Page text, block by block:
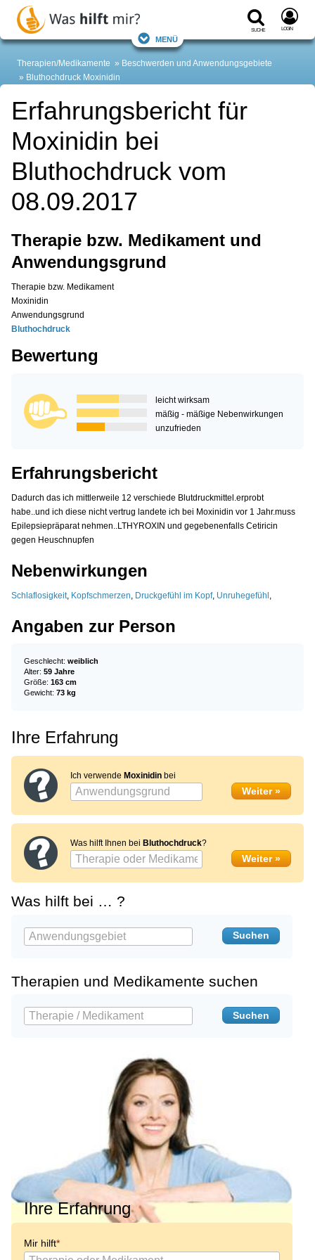
Suche Login
Menü
Therapien/Medikamente
Beschwerden und Anwendungsgebiete
Bluthochdruck Moxinidin
Erfahrungsbericht für
Moxinidin bei
Bluthochdruck vom
08.09.2017
Therapie bzw. Medikament und
Anwendungsgrund
Therapie bzw. Medikament
Moxinidin
Anwendungsgrund
Bluthochdruck
Bewertung
leicht wirksam
mäßig - mäßige Nebenwirkungen
unzufrieden
Erfahrungsbericht
Dadurch das ich mittlerweile 12 verschiede Blutdruckmittel.erprobt
habe..und ich diese nicht vertrug landete ich bei Moxinidin vor 1 Jahr.muss
Epilepsiepräparat nehmen..LTHYROXIN und gegebenenfalls Cetiricin
gegen Heuschnupfen
Nebenwirkungen
Schlaflosigkeit Kopfschmerzen Druckgefühl im Kopf, Unruhegefühl
Angaben zur Person
Geschlecht: weiblich
Alter: 59 Jahre
Größe: 163 cm
Gewicht: 73 kg
Ihre Erfahrung
Ich verwende Moxinidin bei
Was hilft Ihnen bei Bluthochdruck?
Was hilft bei … ?
Therapien und Medikamente suchen
Ihre Erfahrung
Mir hilft